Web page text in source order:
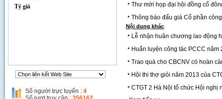
Tỷ giá
Số người trực tuyến : 4
Thư mời họp đại hội đồng cổ
Thông báo đấu giá Cổ phần
Nội dung khác
Lễ nhận huân chương lao động
Huấn luyện công tác PCCC
Trao quà cho CBCNV có hoàn
Hội thi thợ giỏi năm 2013 của
CTGT 2 Hà Nội tổ chức Hội nghị